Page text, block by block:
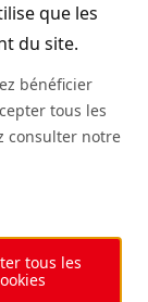
conduite
que les
du site.
bénéficier
tous les
consulter notre
tous les